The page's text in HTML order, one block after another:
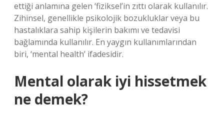
ettiği anlamına gelen ‘fiziksel’in zıttı olarak kullanılır.
Zihinsel, genellikle psikolojik bozukluklar veya bu
hastalıklara sahip kişilerin bakımı ve tedavisi
bağlamında kullanılır. En yaygın kullanımlarından
biri, ‘mental health’ ifadesidir.
Mental olarak iyi hissetmek
ne demek?